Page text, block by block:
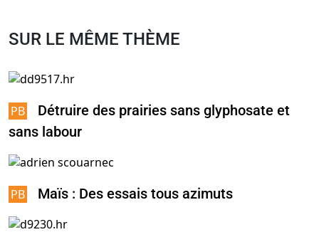
SUR LE MÊME THÈME
Détruire des prairies sans glyphosate et
sans labour
Maïs : Des essais tous azimuts